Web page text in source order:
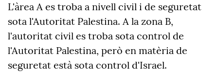
L'àrea A es troba a nivell civil i de seguretat
sota l'Autoritat Palestina. A la zona B,
l'autoritat civil es troba sota control de
l'Autoritat Palestina, però en matèria de
seguretat està sota control d'Israel.